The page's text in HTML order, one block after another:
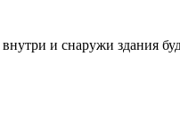
и снаружи здания